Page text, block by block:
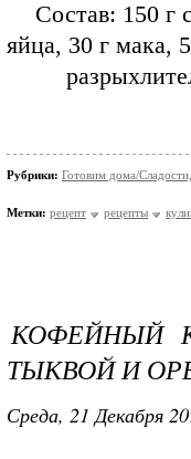
Состав: 150 г
яйца, 30 г мака,
Рубрики: Готовим дома/
Метки: рецепт рецепты
КОФЕЙНЫЙ
ТЫКВОЙ И
Среда, 21 Декабря